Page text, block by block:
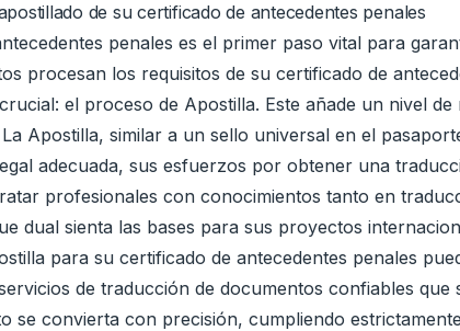
de su certificado de antecedentes penales
penales es el primer paso vital para
procesan los requisitos de su certificado de
el proceso de Apostilla. Este añade un nivel
Apostilla, similar a un sello universal en el
adecuada, sus esfuerzos por obtener una
profesionales con conocimientos tanto en
dual sienta las bases para sus proyectos
para su certificado de antecedentes penales
de traducción de documentos confiables
se convierta con precisión, cumpliendo